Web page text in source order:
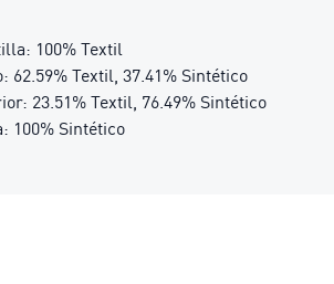
100% Textil
62.59% Textil, 37.41% Sintético
23.51% Textil, 76.49% Sintético
100% Sintético